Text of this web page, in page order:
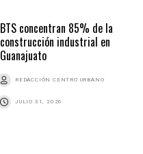
BTS concentran 85% de la
construcción industrial en
Guanajuato
REDACCIÓN CENTRO URBANO
JULIO 31, 2026